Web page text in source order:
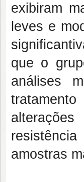
exibiram
leves e
que o
análises
amostras